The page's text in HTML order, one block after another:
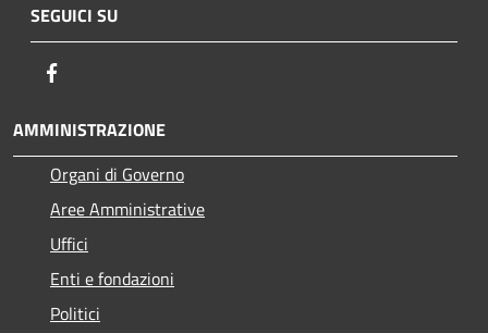
SEGUICI SU
AMMINISTRAZIONE
Organi di Governo
Aree Amministrative
Uffici
Enti e fondazioni
Politici